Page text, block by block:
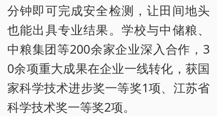
分钟即可完成安全检测，让田间地头
也能出具专业结果。学校与中储粮、
中粮集团等200余家企业深入合作，3
0余项重大成果在企业一线转化，获国
家科学技术进步奖一等奖1项、江苏省
科学技术奖一等奖2项。